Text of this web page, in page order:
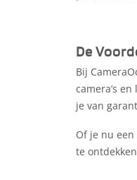
De
Bij
camera’s
je van
Of je nu een
te